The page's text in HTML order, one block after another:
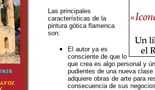
Las principales
características de la
pintura gótica flamenca
son:
El autor ya es
consciente de que lo
que crea es algo personal y
pudientes de una nueva
adquiere obras de arte para
consecuencia de sus